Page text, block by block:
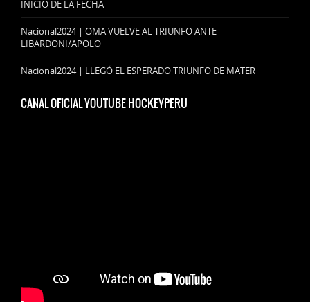
INICIO DE LA FECHA
Nacional2024 | OMA VUELVE AL TRIUNFO ANTE
LIBARDONI/APOLO
Nacional2024 | LLEGÓ EL ESPERADO TRIUNFO DE MATER
CANAL OFICIAL YOUTUBE HOCKEYPERU